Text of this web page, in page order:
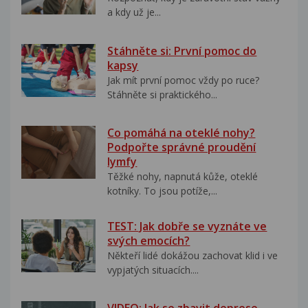
a kdy už je...
Stáhněte si: První pomoc do
kapsy
Jak mít první pomoc vždy po ruce?
Stáhněte si praktického...
Co pomáhá na oteklé nohy?
Podpořte správné proudění
lymfy
Těžké nohy, napnutá kůže, oteklé
kotníky. To jsou potíže,...
TEST: Jak dobře se vyznáte ve
svých emocích?
Někteří lidé dokážou zachovat klid i ve
vypjatých situacích....